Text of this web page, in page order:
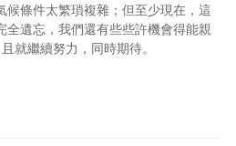
候條件太繁瑣複雜；但至少現在，這
全遺忘，我們還有些些許機會得能親
就繼續努力，同時期待。